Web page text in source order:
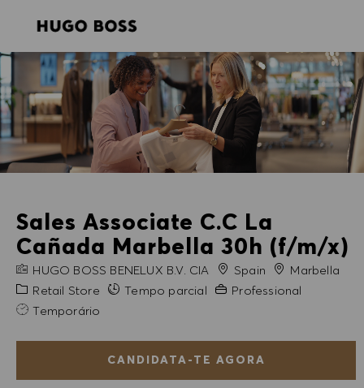
Sales Associate C.C La
Cañada Marbella 30h (f/m/x)
NOME DA EMPRESA
HUGO BOSS BENELUX B.V. CIA Spain Cidade
Marbella
Categoria
Retail Store Tempo parcial Experiência exigida
Professional
Temporário
CANDIDATA-TE AGORA